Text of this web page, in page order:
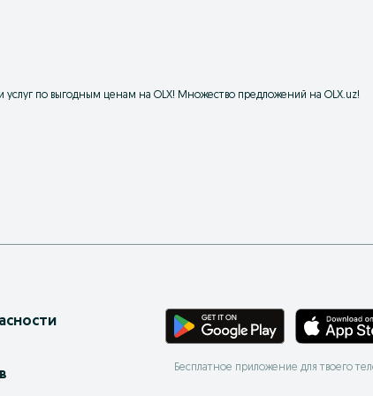
по выгодным ценам на OLX! Множество предложений на OLX.uz!
Бесплатное приложение для твоего